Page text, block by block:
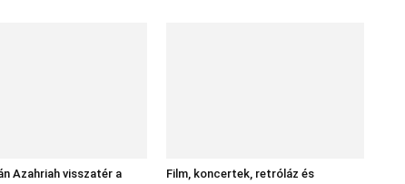
Azahriah visszatér a
Film, koncertek, retróláz és